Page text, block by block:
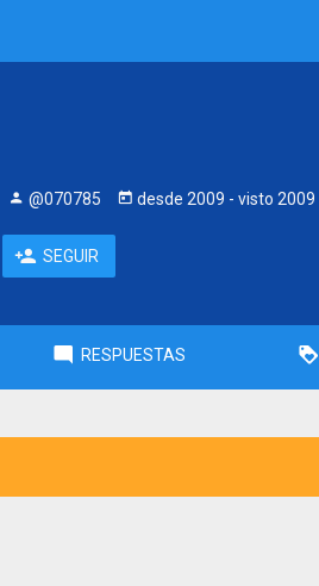
@070785 desde 2009 - visto 2009
SEGUIR
RESPUESTAS